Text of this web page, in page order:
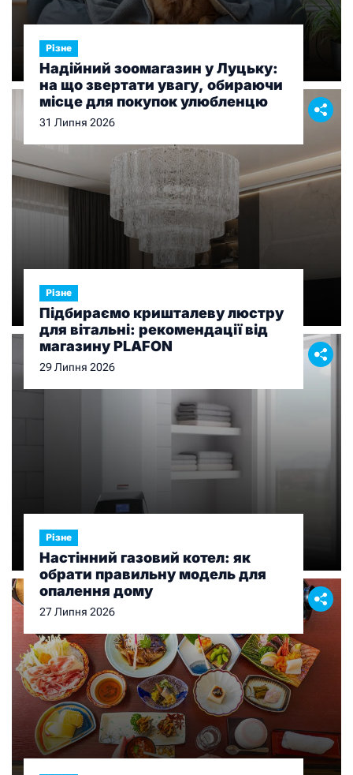
Різне
Надійний зоомагазин у Луцьку:
на що звертати увагу, обираючи
місце для покупок улюбленцю
31 Липня 2026
Різне
Підбираємо кришталеву люстру
для вітальні: рекомендації від
магазину PLAFON
29 Липня 2026
Різне
Настінний газовий котел: як
обрати правильну модель для
опалення дому
27 Липня 2026